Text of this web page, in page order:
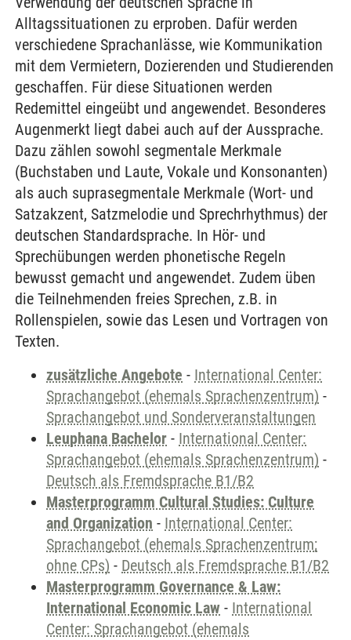
Alltagssituationen zu erproben. Dafür werden
verschiedene Sprachanlässe, wie Kommunikation
mit dem Vermietern, Dozierenden und Studierenden
geschaffen. Für diese Situationen werden
Redemittel eingeübt und angewendet. Besonderes
Augenmerkt liegt dabei auch auf der Aussprache.
Dazu zählen sowohl segmentale Merkmale
(Buchstaben und Laute, Vokale und Konsonanten)
als auch suprasegmentale Merkmale (Wort- und
Satzakzent, Satzmelodie und Sprechrhythmus) der
deutschen Standardsprache. In Hör- und
Sprechübungen werden phonetische Regeln
bewusst gemacht und angewendet. Zudem üben
die Teilnehmenden freies Sprechen, z.B. in
Rollenspielen, sowie das Lesen und Vortragen von
Texten.
zusätzliche Angebote - International Center:
Sprachangebot (ehemals Sprachenzentrum) -
Sprachangebot und Sonderveranstaltungen
Leuphana Bachelor - International Center:
Sprachangebot (ehemals Sprachenzentrum) -
Deutsch als Fremdsprache B1/B2
Masterprogramm Cultural Studies: Culture
and Organization - International Center:
Sprachangebot (ehemals Sprachenzentrum;
ohne CPs) - Deutsch als Fremdsprache B1/B2
Masterprogramm Governance & Law:
International Economic Law - International
Center: Sprachangebot (ehemals